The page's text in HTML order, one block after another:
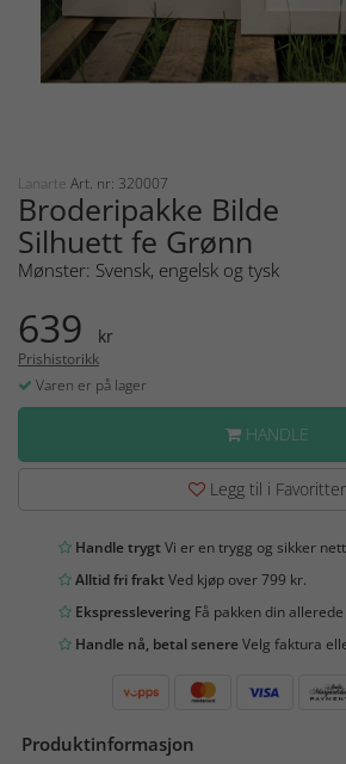
Lanarte Art. nr: 320007
Broderipakke Bilde
Silhuett fe Grønn
Mønster: Svensk, engelsk og tysk
639 kr
Prishistorikk
Varen er på lager
HANDLE
Legg til i Favoritter
Handle trygtVi er en trygg og sikker
Alltid fri fraktVed kjøp over 799 kr.
Ekspresslevering Få pakken din
Handle nå, betal senereVelg faktura
Produktinformasjon